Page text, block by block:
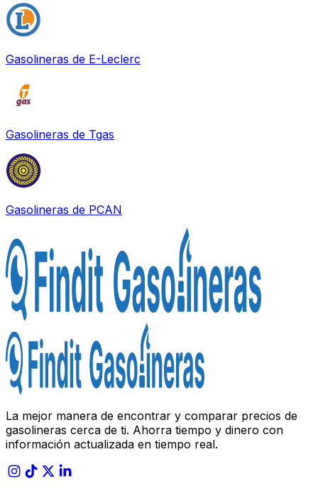
Gasolineras de E-Leclerc
Gasolineras de Tgas
Gasolineras de PCAN
La mejor manera de encontrar y comparar precios de
gasolineras cerca de ti. Ahorra tiempo y dinero con
información actualizada en tiempo real.